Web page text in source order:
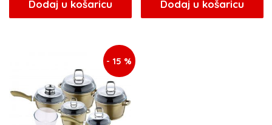
je:
8,50 KM.
Dodaj u košaricu
je:
16,15
Dodaj u košaricu
- 15 %